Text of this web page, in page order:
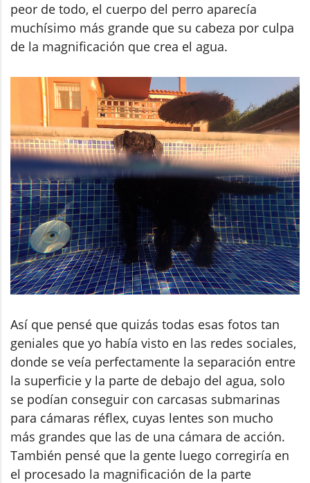
peor de todo, el cuerpo del perro aparecía
muchísimo más grande que su cabeza por culpa
de la magnificación que crea el agua.
Así que pensé que quizás todas esas fotos tan
geniales que yo había visto en las redes sociales,
donde se veía perfectamente la separación entre
la superficie y la parte de debajo del agua, solo
se podían conseguir con carcasas submarinas
para cámaras réflex, cuyas lentes son mucho
más grandes que las de una cámara de acción.
También pensé que la gente luego corregiría en
el procesado la magnificación de la parte